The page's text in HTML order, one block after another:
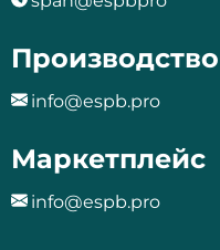
Производство
info@espb.pro
Маркетплейс
info@espb.pro